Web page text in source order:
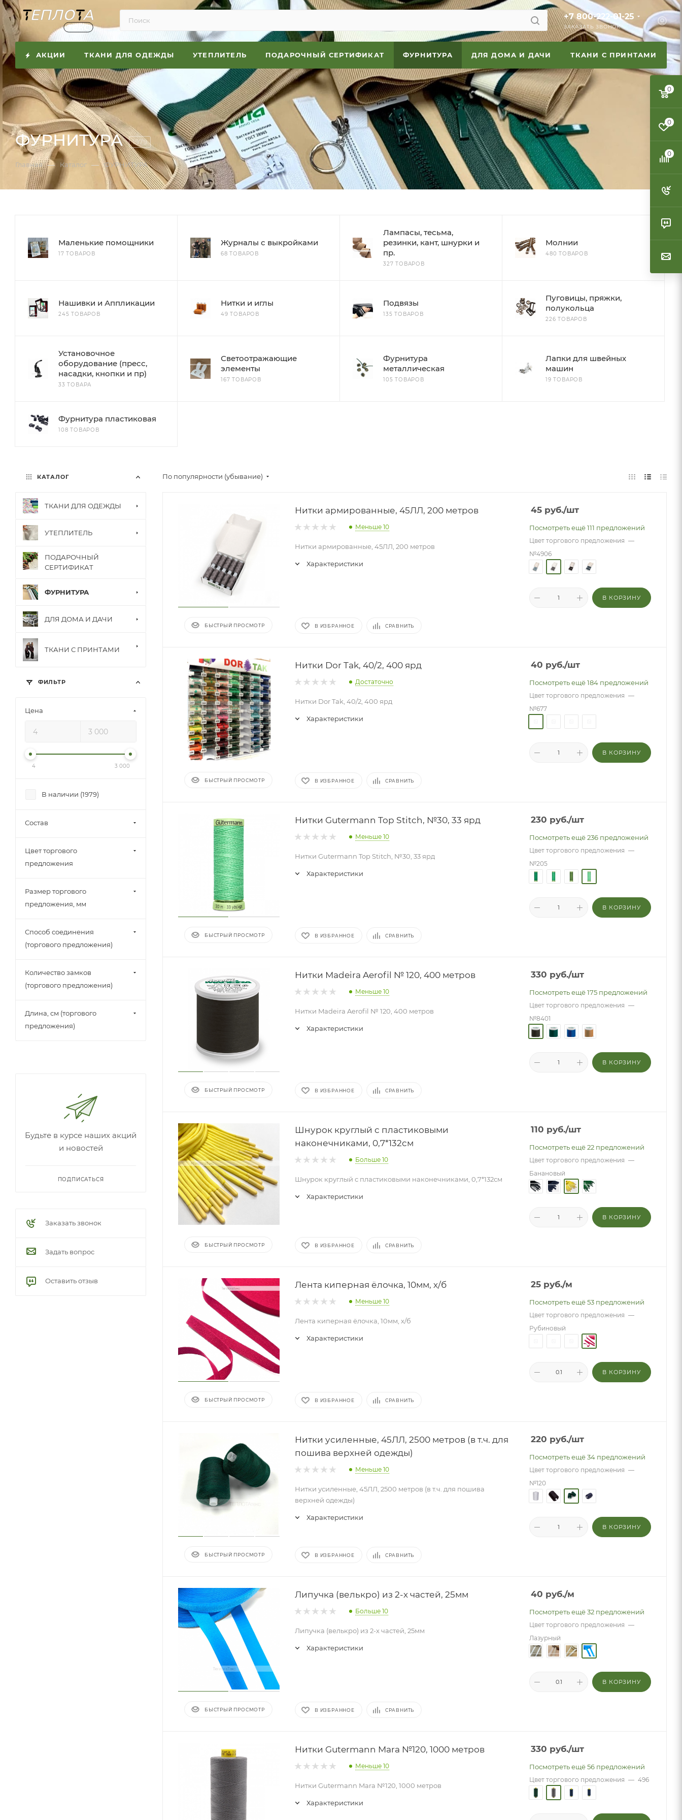
+7 800-222-01-25
ЗАКАЗАТЬ ЗВОНОК
АКЦИИ ТКАНИ ДЛЯ ОДЕЖДЫ УТЕПЛИТЕЛЬ ПОДАРОЧНЫЙ СЕРТИФИКАТ ФУРНИТУРА ДЛЯ ДОМА И ДАЧИ ТКАНИ С ПРИНТАМИ
ФУРНИТУРА 1979
Главная — Каталог — ФУРНИТУРА
Маленькие помощники
17 ТОВАРОВ
Журналы с выкройками
68 ТОВАРОВ
Лампасы, тесьма,
резинки, кант, шнурки и
пр.
327 ТОВАРОВ
Молнии
480 ТОВАРОВ
Нашивки и Аппликации
245 ТОВАРОВ
Нитки и иглы
49 ТОВАРОВ
Подвязы
135 ТОВАРОВ
Пуговицы, пряжки,
полукольца
226 ТОВАРОВ
Установочное
оборудование (пресс,
насадки, кнопки и пр)
33 ТОВАРА
Светоотражающие
элементы
167 ТОВАРОВ
Фурнитура
металлическая
105 ТОВАРОВ
Лапки для швейных
машин
19 ТОВАРОВ
Фурнитура пластиковая
108 ТОВАРОВ
По популярности (убывание)
БЫСТРЫЙ ПРОСМОТР
Нитки армированные, 45ЛЛ, 200 метров
Меньше 10
Нитки армированные, 45ЛЛ, 200 метров
Характеристики
В ИЗБРАННОЕ СРАВНИТЬ
45 руб./шт
Посмотреть ещё 111 предложений
Цвет торгового предложения —
№4906
В КОРЗИНУ
БЫСТРЫЙ ПРОСМОТР
Нитки Dor Tak, 40/2, 400 ярд
Достаточно
Нитки Dor Tak, 40/2, 400 ярд
Характеристики
В ИЗБРАННОЕ СРАВНИТЬ
40 руб./шт
Посмотреть ещё 184 предложений
Цвет торгового предложения —
№677
В КОРЗИНУ
БЫСТРЫЙ ПРОСМОТР
Нитки Gutermann Top Stitch, №30, 33 ярд
Меньше 10
Нитки Gutermann Top Stitch, №30, 33 ярд
Характеристики
В ИЗБРАННОЕ СРАВНИТЬ
230 руб./шт
Посмотреть ещё 236 предложений
Цвет торгового предложения —
№205
В КОРЗИНУ
БЫСТРЫЙ ПРОСМОТР
Нитки Madeira Aerofil № 120, 400 метров
Меньше 10
Нитки Madeira Aerofil № 120, 400 метров
Характеристики
В ИЗБРАННОЕ СРАВНИТЬ
330 руб./шт
Посмотреть ещё 175 предложений
Цвет торгового предложения —
№8401
В КОРЗИНУ
БЫСТРЫЙ ПРОСМОТР
Шнурок круглый с пластиковыми
наконечниками, 0,7*132см
Больше 10
Шнурок круглый с пластиковыми наконечниками, 0,7*132см
Характеристики
В ИЗБРАННОЕ СРАВНИТЬ
110 руб./шт
Посмотреть ещё 22 предложений
Цвет торгового предложения —
Банановый
В КОРЗИНУ
БЫСТРЫЙ ПРОСМОТР
Лента киперная ёлочка, 10мм, х/б
Меньше 10
Лента киперная ёлочка, 10мм, х/б
Характеристики
В ИЗБРАННОЕ СРАВНИТЬ
25 руб./м
Посмотреть ещё 53 предложений
Цвет торгового предложения —
Рубиновый
В КОРЗИНУ
БЫСТРЫЙ ПРОСМОТР
Нитки усиленные, 45ЛЛ, 2500 метров (в т.ч. для
пошива верхней одежды)
Меньше 10
Нитки усиленные, 45ЛЛ, 2500 метров (в т.ч. для пошива
верхней одежды)
Характеристики
В ИЗБРАННОЕ СРАВНИТЬ
220 руб./шт
Посмотреть ещё 34 предложений
Цвет торгового предложения —
№120
В КОРЗИНУ
БЫСТРЫЙ ПРОСМОТР
Липучка (велькро) из 2-х частей, 25мм
Больше 10
Липучка (велькро) из 2-х частей, 25мм
Характеристики
В ИЗБРАННОЕ СРАВНИТЬ
40 руб./м
Посмотреть ещё 32 предложений
Цвет торгового предложения —
Лазурный
В КОРЗИНУ
Нитки Gutermann Mara №120, 1000 метров
Меньше 10
Нитки Gutermann Mara №120, 1000 метров
Характеристики
330 руб./шт
Посмотреть ещё 56 предложений
Цвет торгового предложения — 496
КАТАЛОГ
ТКАНИ ДЛЯ ОДЕЖДЫ
УТЕПЛИТЕЛЬ
ПОДАРОЧНЫЙ
СЕРТИФИКАТ
ФУРНИТУРА
ДЛЯ ДОМА И ДАЧИ
ТКАНИ С ПРИНТАМИ
ФИЛЬТР
Цена
4 3 000
В наличии (1979)
Состав
Цвет торгового
предложения
Размер торгового
предложения, мм
Способ соединения
(торгового предложения)
Количество замков
(торгового предложения)
Длина, см (торгового
предложения)
Будьте в курсе наших акций
и новостей
ПОДПИСАТЬСЯ
Заказать звонок
Задать вопрос
Оставить отзыв
0
0
0